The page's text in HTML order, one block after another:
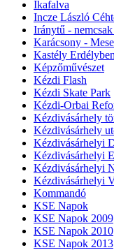
Ikafalva
Incze László
Iránytű -
Karácsony -
Kastély Erdélyben
Képzőművészet
Kézdi Flash
Kézdi Skate Park
Kézdi-Orbai
Kézdivásárhely
Kézdivásárhely
Kézdivásárhelyi
Kézdivásárhelyi
Kézdivásárhelyi
Kézdivásárhelyi
Kommandó
KSE Napok
KSE Napok 2009
KSE Napok 2010
KSE Napok 2013